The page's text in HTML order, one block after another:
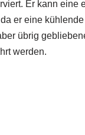
Er kann eine
er eine
übrig
werden.